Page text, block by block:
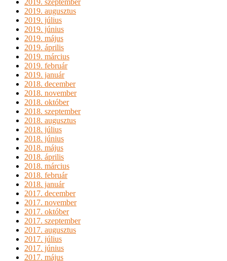
2019. szeptember
2019. augusztus
2019. július
2019. június
2019. május
2019. április
2019. március
2019. február
2019. január
2018. december
2018. november
2018. október
2018. szeptember
2018. augusztus
2018. július
2018. június
2018. május
2018. április
2018. március
2018. február
2018. január
2017. december
2017. november
2017. október
2017. szeptember
2017. augusztus
2017. július
2017. június
2017. május